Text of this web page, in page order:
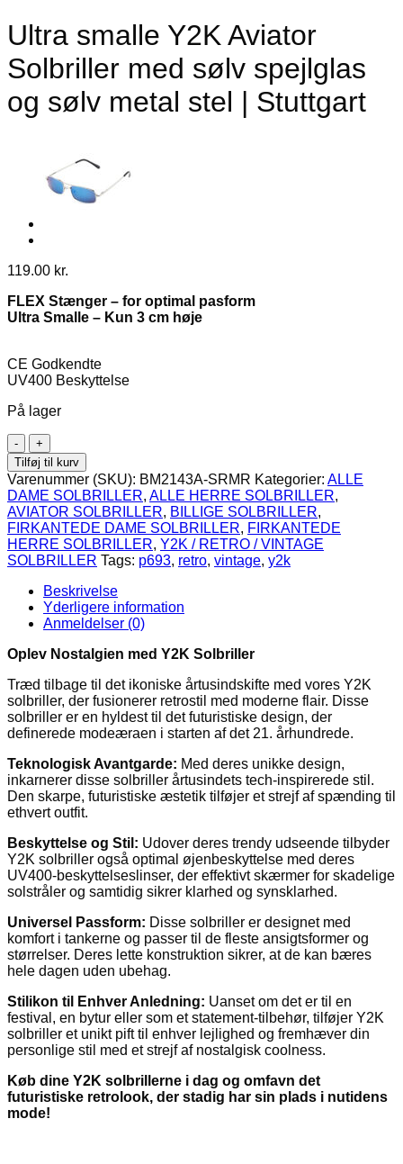
Ultra smalle Y2K Aviator
Solbriller med sølv spejlglas
og sølv metal stel | Stuttgart
119.00 kr.
FLEX Stænger – for optimal pasform
Ultra Smalle – Kun 3 cm høje
CE Godkendte
UV400 Beskyttelse
På lager
Ultra
smalle
Y2K
Aviator
Solbriller
med
sølv
spejlglas
og
sølv
metal
stel
Stuttgart
Tilføj til kurv
Varenummer (SKU): BM2143A-SRMR Kategorier: ALLE
DAME SOLBRILLER, ALLE HERRE SOLBRILLER,
AVIATOR SOLBRILLER, BILLIGE SOLBRILLER,
FIRKANTEDE DAME SOLBRILLER, FIRKANTEDE
HERRE SOLBRILLER, Y2K / RETRO / VINTAGE
SOLBRILLER Tags: p693, retro, vintage, y2k
Beskrivelse
Yderligere information
Anmeldelser (0)
Oplev Nostalgien med Y2K Solbriller
Træd tilbage til det ikoniske årtusindskifte med vores Y2K
solbriller, der fusionerer retrostil med moderne flair. Disse
solbriller er en hyldest til det futuristiske design, der
definerede modeæraen i starten af det 21. århundrede.
Teknologisk Avantgarde: Med deres unikke design,
inkarnerer disse solbriller årtusindets tech-inspirerede stil.
Den skarpe, futuristiske æstetik tilføjer et strejf af spænding til
ethvert outfit.
Beskyttelse og Stil: Udover deres trendy udseende tilbyder
Y2K solbriller også optimal øjenbeskyttelse med deres
UV400-beskyttelseslinser, der effektivt skærmer for skadelige
solstråler og samtidig sikrer klarhed og synsklarhed.
Universel Passform: Disse solbriller er designet med
komfort i tankerne og passer til de fleste ansigtsformer og
størrelser. Deres lette konstruktion sikrer, at de kan bæres
hele dagen uden ubehag.
Stilikon til Enhver Anledning: Uanset om det er til en
festival, en bytur eller som et statement-tilbehør, tilføjer Y2K
solbriller et unikt pift til enhver lejlighed og fremhæver din
personlige stil med et strejf af nostalgisk coolness.
Køb dine Y2K solbrillerne i dag og omfavn det
futuristiske retrolook, der stadig har sin plads i nutidens
mode!